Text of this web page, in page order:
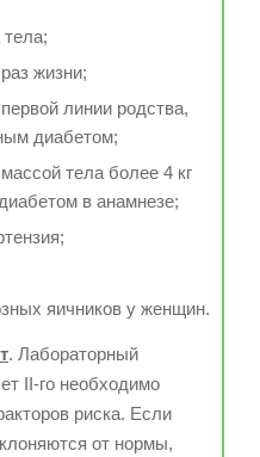
жизни;
линии родства,
диабетом;
тела более 4 кг
в анамнезе;
яичников у женщин.
. Лабораторный
II-го необходимо
риска. Если
от нормы,